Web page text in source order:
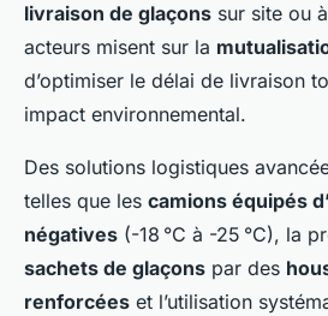
livraison de glaçons sur site ou
acteurs misent sur la
d’optimiser le délai de livraison
impact environnemental.
Des solutions logistiques
telles que les camions équipés
négatives (-18 °C à -25 °C), la
sachets de glaçons par des
renforcées et l’utilisation